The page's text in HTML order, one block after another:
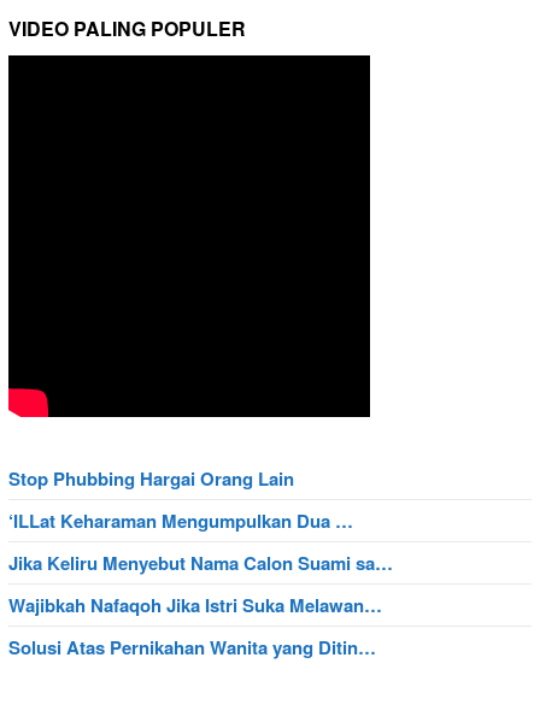
VIDEO PALING POPULER
Stop Phubbing Hargai Orang Lain
‘ILLat Keharaman Mengumpulkan Dua …
Jika Keliru Menyebut Nama Calon Suami sa…
Wajibkah Nafaqoh Jika Istri Suka Melawan…
Solusi Atas Pernikahan Wanita yang Ditin…